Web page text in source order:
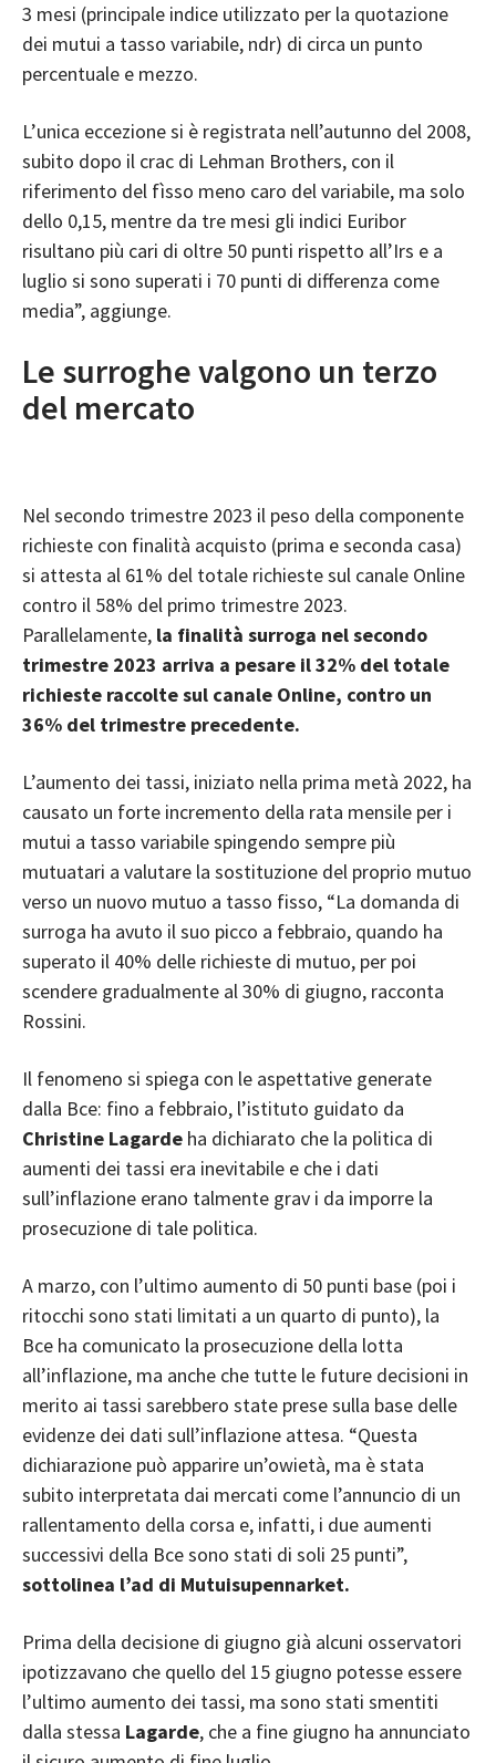
3 mesi (principale indice utilizzato per la quotazione
dei mutui a tasso variabile, ndr) di circa un punto
percentuale e mezzo.
L’unica eccezione si è registrata nell’autunno del 2008,
subito dopo il crac di Lehman Brothers, con il
riferimento del fìsso meno caro del variabile, ma solo
dello 0,15, mentre da tre mesi gli indici Euribor
risultano più cari di oltre 50 punti rispetto all’Irs e a
luglio si sono superati i 70 punti di differenza come
media”, aggiunge.
Le surroghe valgono un terzo
del mercato
Nel secondo trimestre 2023 il peso della componente
richieste con finalità acquisto (prima e seconda casa)
si attesta al 61% del totale richieste sul canale Online
contro il 58% del primo trimestre 2023.
Parallelamente, la finalità surroga nel secondo
trimestre 2023 arriva a pesare il 32% del totale
richieste raccolte sul canale Online, contro un
36% del trimestre precedente.
L’aumento dei tassi, iniziato nella prima metà 2022, ha
causato un forte incremento della rata mensile per i
mutui a tasso variabile spingendo sempre più
mutuatari a valutare la sostituzione del proprio mutuo
verso un nuovo mutuo a tasso fisso, “La domanda di
surroga ha avuto il suo picco a febbraio, quando ha
superato il 40% delle richieste di mutuo, per poi
scendere gradualmente al 30% di giugno, racconta
Rossini.
Il fenomeno si spiega con le aspettative generate
dalla Bce: fino a febbraio, l’istituto guidato da
Christine Lagarde ha dichiarato che la politica di
aumenti dei tassi era inevitabile e che i dati
sull’inflazione erano talmente grav i da imporre la
prosecuzione di tale politica.
A marzo, con l’ultimo aumento di 50 punti base (poi i
ritocchi sono stati limitati a un quarto di punto), la
Bce ha comunicato la prosecuzione della lotta
all’inflazione, ma anche che tutte le future decisioni in
merito ai tassi sarebbero state prese sulla base delle
evidenze dei dati sull’inflazione attesa. “Questa
dichiarazione può apparire un’owietà, ma è stata
subito interpretata dai mercati come l’annuncio di un
rallentamento della corsa e, infatti, i due aumenti
successivi della Bce sono stati di soli 25 punti”,
sottolinea l’ad di Mutuisupennarket.
Prima della decisione di giugno già alcuni osservatori
ipotizzavano che quello del 15 giugno potesse essere
l’ultimo aumento dei tassi, ma sono stati smentiti
dalla stessa Lagarde, che a fine giugno ha annunciato